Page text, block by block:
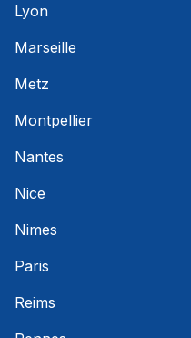
Lyon
Marseille
Metz
Montpellier
Nantes
Nice
Nimes
Paris
Reims